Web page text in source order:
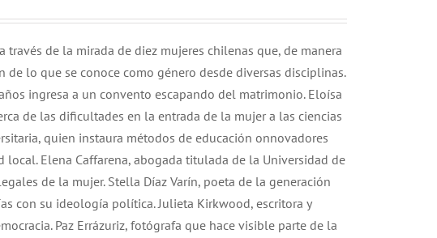
de la mirada de diez mujeres chilenas que, de manera
lo que se conoce como género desde diversas disciplinas.
ingresa a un convento escapando del matrimonio. Eloísa
de las dificultades en la entrada de la mujer a las ciencias
quien instaura métodos de educación onnovadores
Elena Caffarena, abogada titulada de la Universidad de
de la mujer. Stella Díaz Varín, poeta de la generación
con su ideología política. Julieta Kirkwood, escritora y
Paz Errázuriz, fotógrafa que hace visible parte de la